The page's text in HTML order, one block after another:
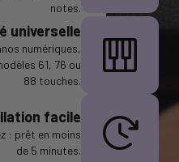
notes.
universelle
numériques,
61, 76 ou
88 touches.
facile
: prêt en moins
de 5 minutes.